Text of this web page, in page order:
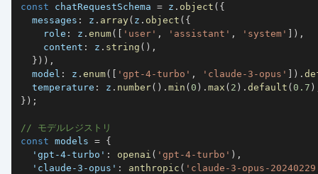
const chatRequestSchema = z . object ( {
  messages
: z . array( z . object ( {
    role
: z . enum( [ 'user' , 'assistant' , 'system' ] ) ,
    content
: z . string ( ) ,
} ) ) ,
  model
: z . enum( [ 'gpt-4-turbo' , 'claude-3-opus' ] ) .
  temperature
: z . number( ) . min (0 ) . max ( 2 ) . default (0.7 )
} ) ;
// モデルレジストリ
const models = {
'gpt-4-turbo' : openai ( 'gpt-4-turbo' ) ,
'claude-3-opus' : anthropic ( 'claude-3-opus-